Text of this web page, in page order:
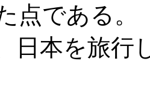
点である。
日本を旅行